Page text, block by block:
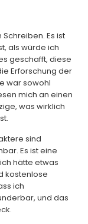
Es ist
als würde ich
geschafft, diese
Erforschung der
war sowohl
mich an einen
was wirklich
sind
Es ist eine
hätte etwas
kostenlose
ich
und das